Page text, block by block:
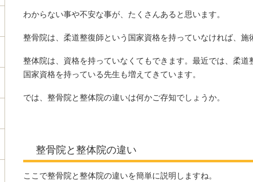
わからない事や不安な事が、たくさんあると思います。
整骨院は、柔道整復師という国家資格を持っていなければ、施
整体院は、資格を持っていなくてもできます。最近では、柔
国家資格を持っている先生も増えてきています。
では、整骨院と整体院の違いは何かご存知でしょうか。
整骨院と整体院の違い
ここで整骨院と整体院の違いを簡単に説明しますね。